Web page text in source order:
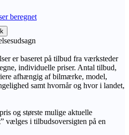
beregnet
er baseret på tilbud fra værksteder
individuelle priser. Antal tilbud,
afhængig af bilmærke, model,
samt hvornår og hvor i landet,
og største mulige aktuelle
vælges i tilbudsoversigten på en